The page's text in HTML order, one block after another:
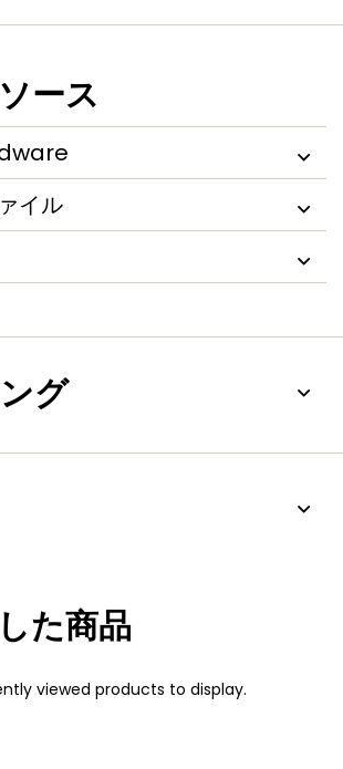
ース
イル
グ
た商品
viewed products to display.